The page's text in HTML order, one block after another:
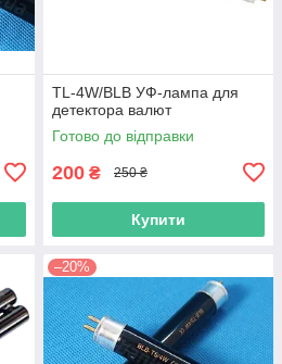
TL-4W/BLB УФ-лaмпa для
дeтeктoра вaлют
Готово до відправки
200 ₴ 250 ₴
Купити
–20%